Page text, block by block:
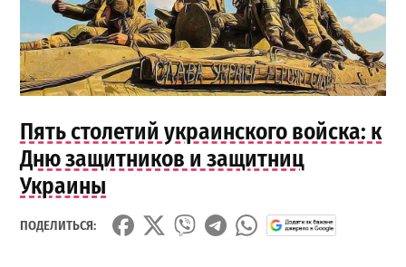
Пять столетий украинского войска: к
Дню защитников и защитниц
Украины
ПОДЕЛИТЬСЯ: